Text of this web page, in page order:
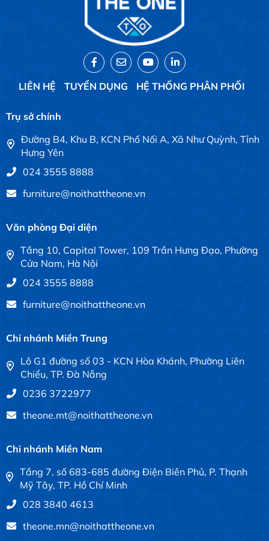
LIÊN HỆ TUYỂN DỤNG HỆ THỐNG PHÂN PHỐI
Trụ sở chính
Đường B4, Khu B, KCN Phố Nối A, Xã Như Quỳnh, Tỉnh
Hưng Yên
024 3555 8888
furniture@noithattheone.vn
Văn phòng Đại diện
Tầng 10, Capital Tower, 109 Trần Hưng Đạo, Phường
Cửa Nam, Hà Nội
024 3555 8888
furniture@noithattheone.vn
Chi nhánh Miền Trung
Lô G1 đường số 03 - KCN Hòa Khánh, Phường Liên
Chiểu, TP. Đà Nẵng
0236 3722977
theone.mt@noithattheone.vn
Chi nhánh Miền Nam
Tầng 7, số 683-685 đường Điện Biên Phủ, P. Thạnh
Mỹ Tây, TP. Hồ Chí Minh
028 3840 4613
theone.mn@noithattheone.vn